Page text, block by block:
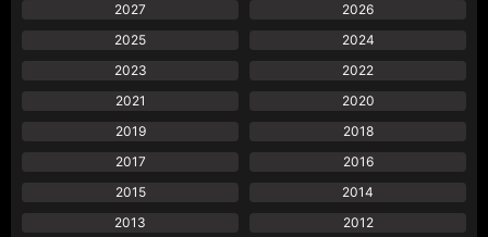
2027
2026
2025
2024
2023
2022
2021
2020
2019
2018
2017
2016
2015
2014
2013
2012